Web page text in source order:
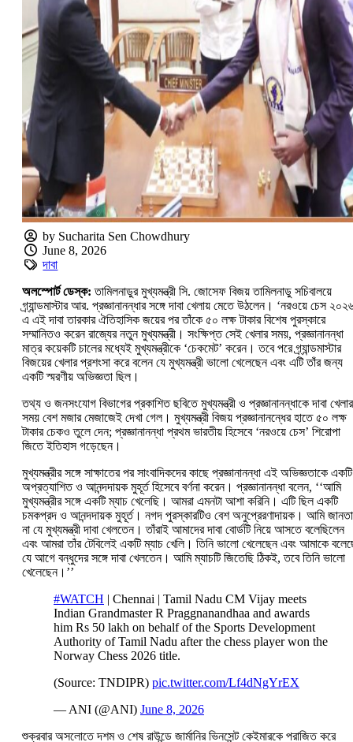
by Sucharita Sen Chowdhury
June 8, 2026
দাবা
অলস্পোর্ট ডেস্ক: তামিলনাড়ুর মুখ্যমন্ত্রী সি. জোসেফ বিজয় তামিলনাড়ু সচিবালয়ে
গ্র্যান্ডমাস্টার আর. প্রজ্ঞানানন্ধার সঙ্গে দাবা খেলায় মেতে উঠলেন। ‘নরওয়ে চেস
এ এই দাবা তারকার ঐতিহাসিক জয়ের পর তাঁকে ৫০ লক্ষ টাকার বিশেষ পুরস্কারে
সম্মানিতও করেন রাজ্যের নতুন মুখ্যমন্ত্রী। সংক্ষিপ্ত সেই খেলার সময়, প্রজ্ঞানানন্ধা
মাত্র কয়েকটি চালের মধ্যেই মুখ্যমন্ত্রীকে ‘চেকমেট’ করেন। তবে পরে গ্র্যান্ডমাস্টার
বিজয়ের খেলার প্রশংসা করে বলেন যে মুখ্যমন্ত্রী ভালো খেলেছেন এবং এটি তাঁর জন্য
একটি স্মরণীয় অভিজ্ঞতা ছিল।
তথ্য ও জনসংযোগ বিভাগের প্রকাশিত ছবিতে মুখ্যমন্ত্রী ও প্রজ্ঞানানন্ধাকে দাবা খেলার
সময় বেশ মজার মেজাজেই দেখা গেল। মুখ্যমন্ত্রী বিজয় প্রজ্ঞানানন্ধের হাতে ৫০ লক্ষ
টাকার চেকও তুলে দেন; প্রজ্ঞানানন্ধা প্রথম ভারতীয় হিসেবে ‘নরওয়ে চেস’ শিরোপা
জিতে ইতিহাস গড়েছেন।
মুখ্যমন্ত্রীর সঙ্গে সাক্ষাতের পর সাংবাদিকদের কাছে প্রজ্ঞানানন্ধা এই অভিজ্ঞতাকে একটি
অপ্রত্যাশিত ও আনন্দদায়ক মুহূর্ত হিসেবে বর্ণনা করেন। প্রজ্ঞানানন্ধা বলেন, ‘‘আমি
মুখ্যমন্ত্রীর সঙ্গে একটি ম্যাচ খেলেছি। আমরা এমনটা আশা করিনি। এটি ছিল একটি
চমকপ্রদ ও আনন্দদায়ক মুহূর্ত। নগদ পুরস্কারটিও বেশ অনুপ্রেরণাদায়ক। আমি
না যে মুখ্যমন্ত্রী দাবা খেলতেন। তাঁরাই আমাদের দাবা বোর্ডটি নিয়ে আসতে বলেছিলেন
এবং আমরা তাঁর টেবিলেই একটি ম্যাচ খেলি। তিনি ভালো খেলেছেন এবং আমাকে
যে আগে বন্ধুদের সঙ্গে দাবা খেলতেন। আমি ম্যাচটি জিতেছি ঠিকই, তবে তিনি ভালো
খেলেছেন।’’
#WATCH | Chennai | Tamil Nadu CM Vijay meets
Indian Grandmaster R Praggnanandhaa and awards
him Rs 50 lakh on behalf of the Sports Development
Authority of Tamil Nadu after the chess player won the
Norway Chess 2026 title.
(Source: TNDIPR) pic.twitter.com/Lf4dNgYrEX
— ANI (@ANI) June 8, 2026
শুক্রবার অসলোতে দশম ও শেষ রাউন্ডে জার্মানির ভিনসেন্ট কেইমারকে পরাজিত করে